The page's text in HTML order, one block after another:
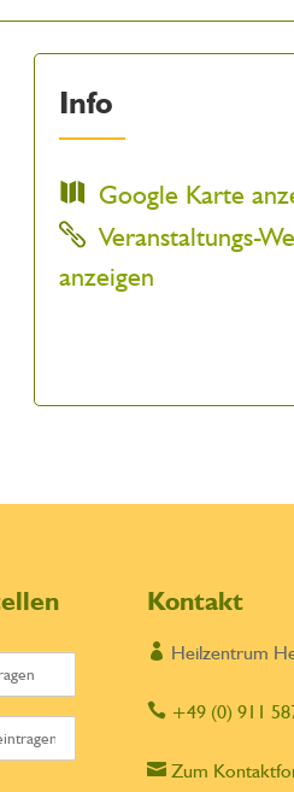
Info
Google Karte
Veranstaltungs-
anzeigen
Kontakt
 Heilzentrum
 +49 (0) 911
 Zum